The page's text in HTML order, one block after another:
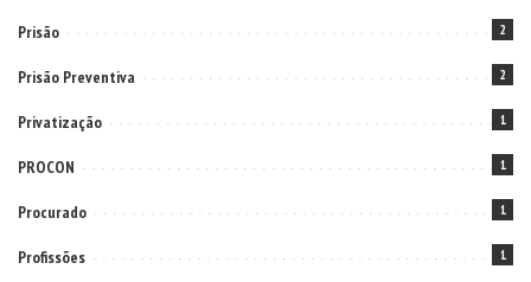
Prisão 2
Prisão Preventiva 2
Privatização 1
PROCON 1
Procurado 1
Profissões 1